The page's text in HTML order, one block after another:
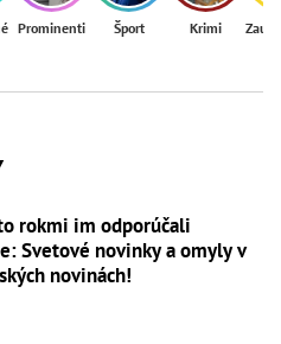
Prominenti Šport Krimi
rokmi im odporúčali
Svetové novinky a omyly v
novinách!